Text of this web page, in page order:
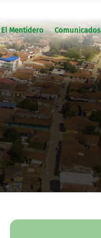
El Mentidero Comunicados